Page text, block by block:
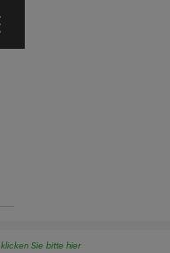
klicken Sie bitte hier